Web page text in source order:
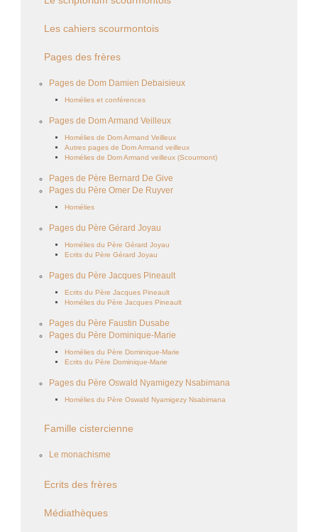
Les cahiers scourmontois
Pages des frères
Pages de Dom Damien Debaisieux
Homélies et conférences
Pages de Dom Armand Veilleux
Homélies de Dom Armand Veilleux
Autres pages de Dom Armand veilleux
Homélies de Dom Armand veilleux (Scourmont)
Pages de Père Bernard De Give
Pages du Père Omer De Ruyver
Homélies
Pages du Père Gérard Joyau
Homélies du Père Gérard Joyau
Ecrits du Père Gérard Joyau
Pages du Père Jacques Pineault
Ecrits du Père Jacques Pineault
Homélies du Père Jacques Pineault
Pages du Père Faustin Dusabe
Pages du Père Dominique-Marie
Homélies du Père Dominique-Marie
Ecrits du Père Dominique-Marie
Pages du Père Oswald Nyamigezy Nsabimana
Homélies du Père Oswald Nyamigezy Nsabimana
Famille cistercienne
Le monachisme
Ecrits des frères
Médiathèques